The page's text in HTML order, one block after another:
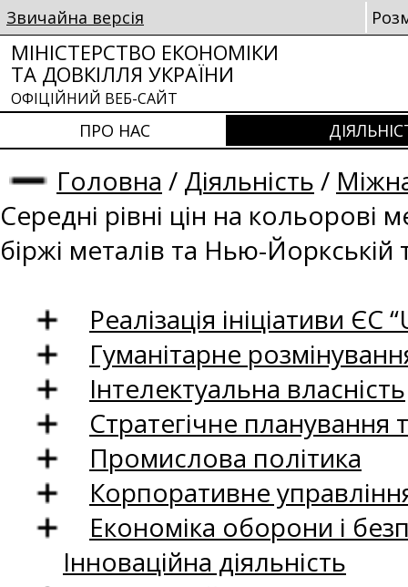
Звичайна версія
МІНІСТЕРСТВО ЕКОНОМІКИ
ТА ДОВКІЛЛЯ УКРАЇНИ
ОФІЦІЙНИЙ ВЕБ-САЙТ
ПРО НАС
Головна / Діяльність /
Середні рівні цін на кольорові
біржі металів та Нью-Йоркській
Реалізація ініціативи ЄС
Гуманітарне
Інтелектуальна власність
Стратегічне
Промислова політика
Корпоративне
Економіка оборони і
Інноваційна діяльність